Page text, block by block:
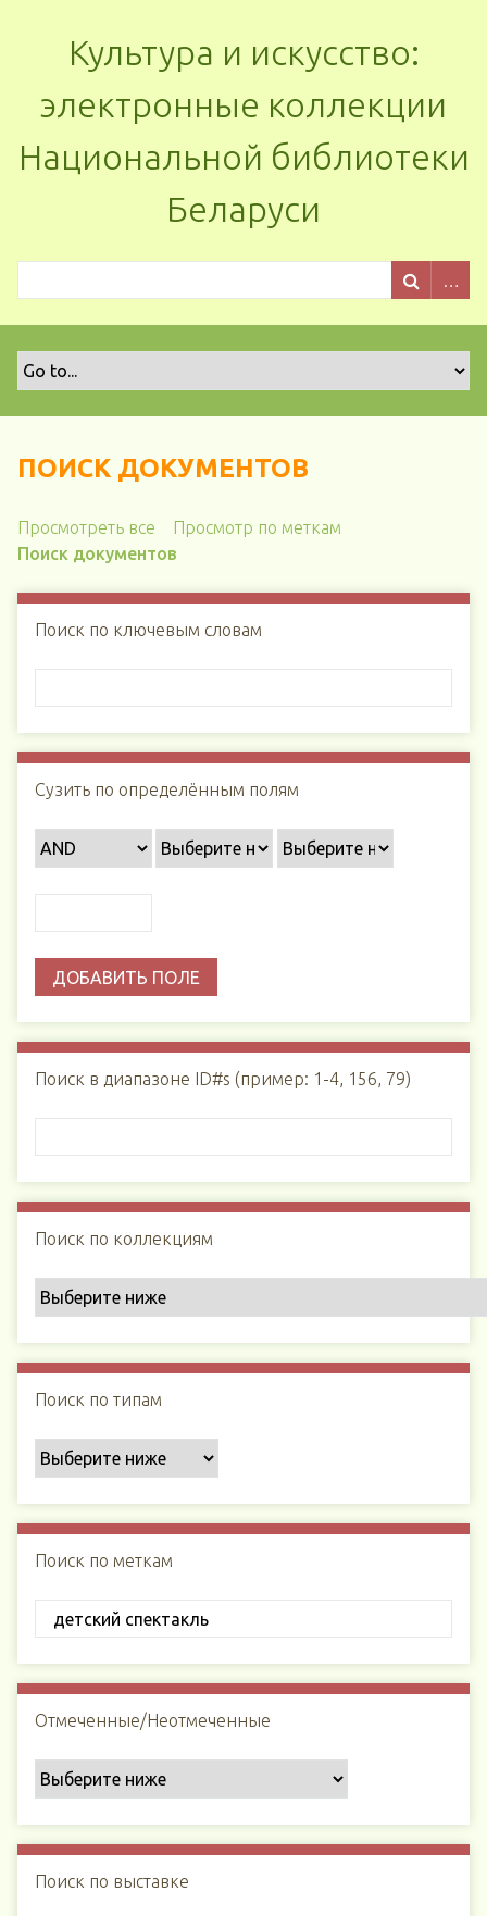
Культура и искусство:
электронные коллекции
Национальной библиотеки
Беларуси
ПОИСК ДОКУМЕНТОВ
Просмотреть все
Просмотр по меткам
Поиск документов
Поиск по ключевым словам
Сузить по определённым полям
ДОБАВИТЬ ПОЛЕ
Поиск в диапазоне ID#s (пример: 1-4, 156, 79)
Поиск по коллекциям
Поиск по типам
Поиск по меткам
Отмеченные/Неотмеченные
Поиск по выставке